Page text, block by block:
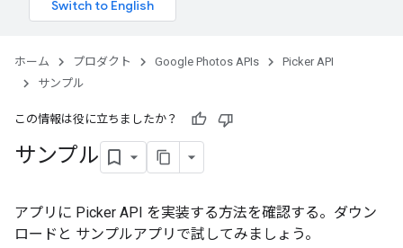
ホーム プロダクト Google Photos APIs
Picker API
サンプル
この情報は役に立ちましたか？
サンプル
アプリに Picker API を実装する方法を確認する。ダウン
ロードと サンプルアプリで試してみましょう。